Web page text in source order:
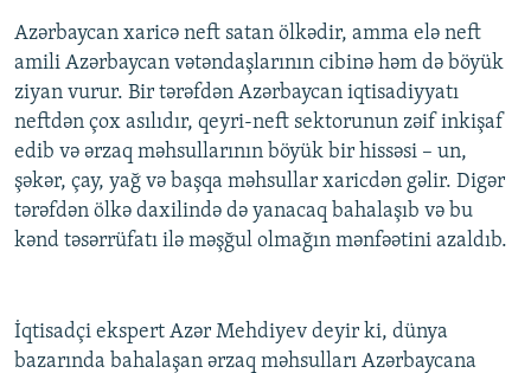
Azərbaycan xaricə neft satan ölkədir, amma elə neft
amili Azərbaycan vətəndaşlarının cibinə həm də böyük
ziyan vurur. Bir tərəfdən Azərbaycan iqtisadiyyatı
neftdən çox asılıdır, qeyri-neft sektorunun zəif inkişaf
edib və ərzaq məhsullarının böyük bir hissəsi – un,
şəkər, çay, yağ və başqa məhsullar xaricdən gəlir. Digər
tərəfdən ölkə daxilində də yanacaq bahalaşıb və bu
kənd təsərrüfatı ilə məşğul olmağın mənfəətini azaldıb.
İqtisadçi ekspert Azər Mehdiyev deyir ki, dünya
bazarında bahalaşan ərzaq məhsulları Azərbaycana